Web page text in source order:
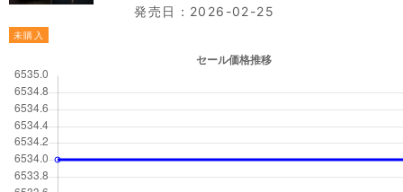
発売日：2026-02-25
未購入